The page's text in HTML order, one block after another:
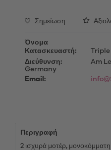
Σημείωση
Όνομα
Κατασκευαστή:
Triple
Διεύθυνση:
Am
Germany
Email:
Περιγραφή
2 ισχυρά μοτέρ,